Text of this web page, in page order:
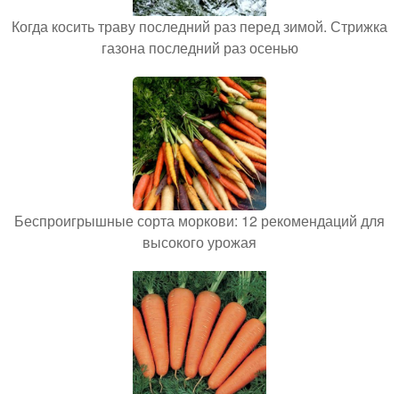
Когда косить траву последний раз перед зимой. Стрижка
газона последний раз осенью
Беспроигрышные сорта моркови: 12 рекомендаций для
высокого урожая